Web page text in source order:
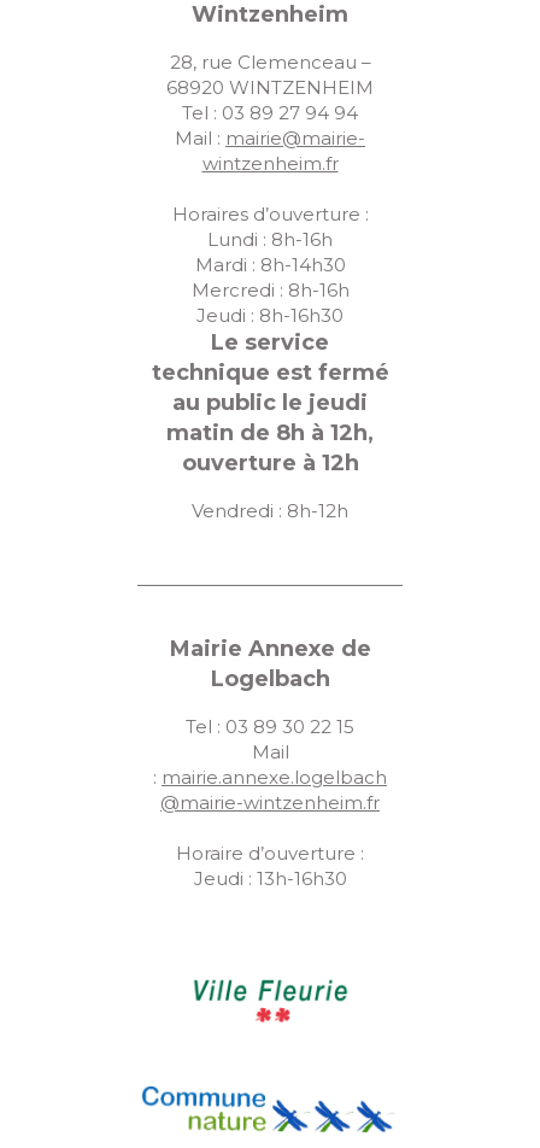
Wintzenheim
28, rue Clemenceau –
68920 WINTZENHEIM
Tel : 03 89 27 94 94
Mail : mairie@mairie-
wintzenheim.fr
Horaires d’ouverture :
Lundi : 8h-16h
Mardi : 8h-14h30
Mercredi : 8h-16h
Jeudi : 8h-16h30
Le service
technique est fermé
au public le jeudi
matin de 8h à 12h,
ouverture à 12h
Vendredi : 8h-12h
Mairie Annexe de
Logelbach
Tel : 03 89 30 22 15
Mail
: mairie.annexe.logelbach
@mairie-wintzenheim.fr
Horaire d’ouverture :
Jeudi : 13h-16h30